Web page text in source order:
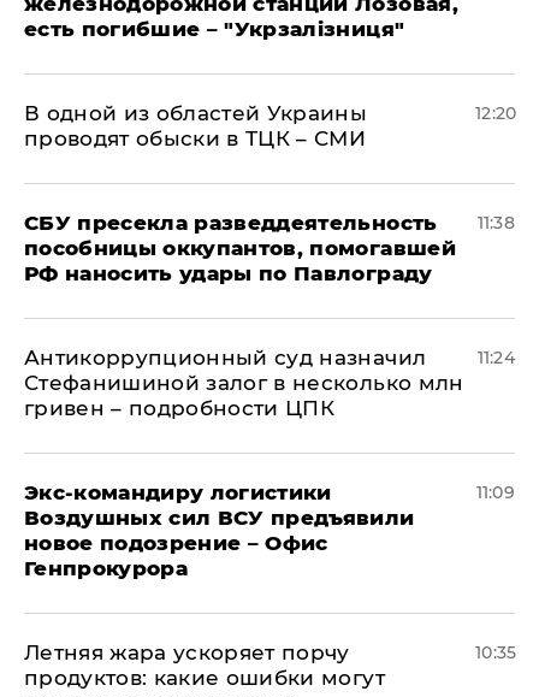
есть погибшие – "Укрзалізниця"
В одной из областей Украины
проводят обыски в ТЦК – СМИ
12:20
СБУ пресекла разведдеятельность
пособницы оккупантов, помогавшей
РФ наносить удары по Павлограду
11:38
Антикоррупционный суд назначил
Стефанишиной залог в несколько млн
гривен – подробности ЦПК
11:24
Экс-командиру логистики
Воздушных сил ВСУ предъявили
новое подозрение – Офис
Генпрокурора
11:09
Летняя жара ускоряет порчу
продуктов: какие ошибки могут
10:35